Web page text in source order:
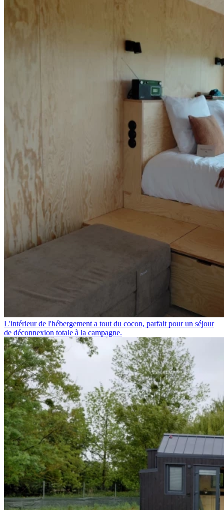
L'intérieur de l'hébergement a tout du cocon, parfait pour un séjour
de déconnexion totale à la campagne.